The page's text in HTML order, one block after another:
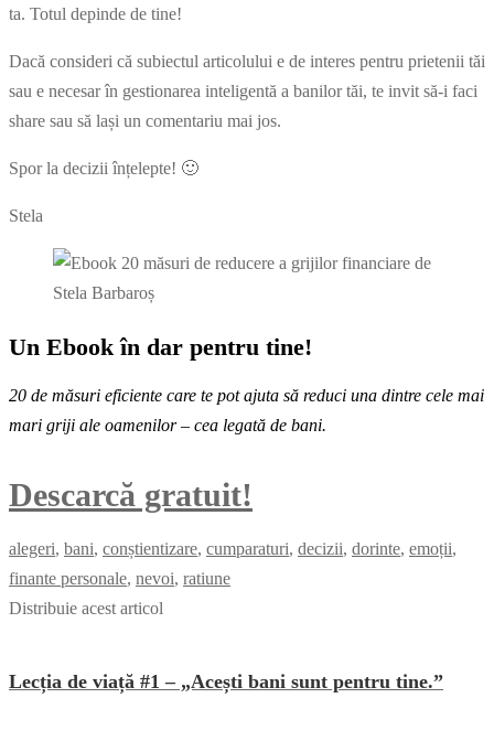
ta. Totul depinde de tine!
Dacă consideri că subiectul articolului e de interes pentru prietenii tăi
sau e necesar în gestionarea inteligentă a banilor tăi, te invit să-i faci
share sau să lași un comentariu mai jos.
Spor la decizii înțelepte! 🙂
Stela
Un Ebook în dar pentru tine!
20 de măsuri eficiente care te pot ajuta să reduci una dintre cele mai
mari griji ale oamenilor – cea legată de bani.
Descarcă gratuit!
alegeri, bani, conștientizare, cumparaturi, decizii, dorinte, emoții,
finante personale, nevoi, ratiune
Distribuie acest articol
Lecția de viață #1 – „Acești bani sunt pentru tine.”